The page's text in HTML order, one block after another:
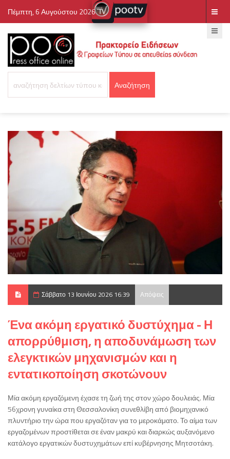
Πέμπτη, 6 Αυγούστου 2026
Σάββατο 13 Ιουνίου 2026 16:39 Απόψεις
Ένα ακόμη εργατικό δυστύχημα - Η
απορρύθμιση, η αποδυνάμωση των
ελεγκτικών μηχανισμών και η
εντατικοποίηση σκοτώνουν
Μία ακόμη εργαζόμενη έχασε τη ζωή της στον χώρο δουλειάς. Μία
56χρονη γυναίκα στη Θεσσαλονίκη συνεθλίβη από βιομηχανικό
πλυντήριο την ώρα που εργαζόταν για το μεροκάματο. Το αίμα των
εργαζομένων προστίθεται σε έναν μακρύ και διαρκώς αυξανόμενο
κατάλογο εργατικών δυστυχημάτων επί κυβέρνησης Μητσοτάκη.